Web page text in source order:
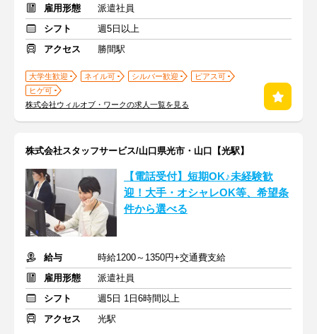
雇用形態
派遣社員
シフト
週5日以上
アクセス
勝間駅
大学生歓迎 ネイル可 シルバー歓迎
ピアス可
ヒゲ可
株式会社ウィルオブ・ワークの求人一覧を見る
株式会社スタッフサービス/山口県光市・山口【光駅】
【電話受付】短期OK♪未経験歓
迎！大手・オシャレOK等、希望条
件から選べる
給与
時給1200～1350円+交通費支給
雇用形態
派遣社員
シフト
週5日 1日6時間以上
アクセス
光駅